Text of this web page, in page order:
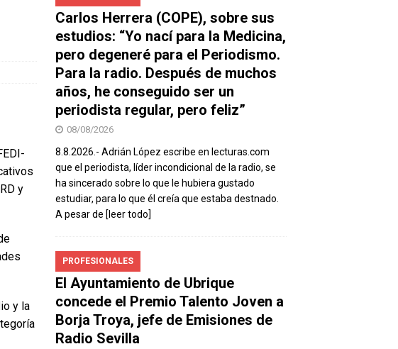
y
y la
Carlos Herrera (COPE), sobre sus
estudios: “Yo nací para la Medicina,
pero degeneré para el Periodismo.
Para la radio. Después de muchos
años, he conseguido ser un
periodista regular, pero feliz”
08/08/2026
8.8.2026.- Adrián López escribe en lecturas.com
que el periodista, líder incondicional de la radio, se
ha sincerado sobre lo que le hubiera gustado
estudiar, para lo que él creía que estaba destnado.
A pesar de [leer todo]
PROFESIONALES
El Ayuntamiento de Ubrique
concede el Premio Talento Joven a
Borja Troya, jefe de Emisiones de
Radio Sevilla